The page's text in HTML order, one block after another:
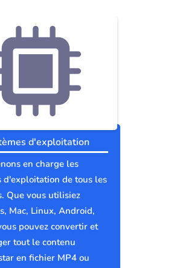
d'exploitation
en charge les
d'exploitation de tous les
Que vous utilisiez
Mac, Linux, Android,
pouvez convertir et
tout le contenu
en fichier MP4 ou